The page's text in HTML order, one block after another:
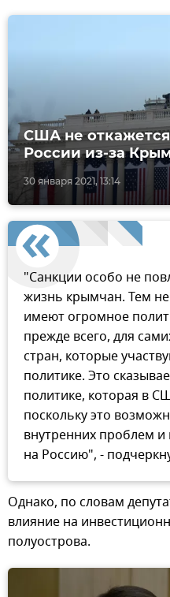
30 января 2021, 13:14
США не
России из-за
"Санкции особо не
жизнь крымчан. Тем
имеют огромное
прежде всего, для
стран, которые
политике. Это
политике, которая в
поскольку это
внутренних проблем
на Россию", -
Однако, по словам
влияние на
полуострова.